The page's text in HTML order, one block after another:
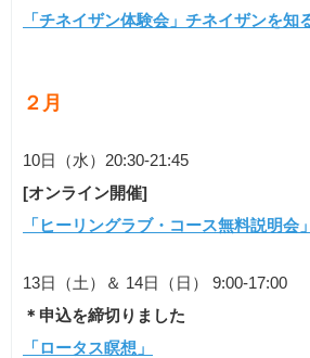
「チネイザン体験会」チネイザンを知
２月
10日（水）20:30-21:45
[オンライン開催]
「ヒーリングラブ・コース無料説明会」
13日（土）＆ 14日（日） 9:00-17:00
＊申込を締切りました
「ロータス瞑想」